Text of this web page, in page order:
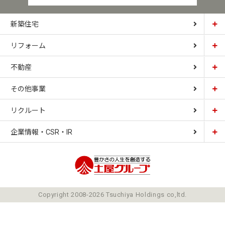
新築住宅
土屋ホーム
CARDINAL HOUSE
LIZNAS
リフォーム
土屋ホームトピア
不動産
土屋ホーム不動産
その他事業
土屋ホームレジデンス
土屋ソーラーファクトリー
リクルート
企業情報・CSR・IR
ミッションCopyright 2008-2026 Tsuchiya Holdings co,ltd.